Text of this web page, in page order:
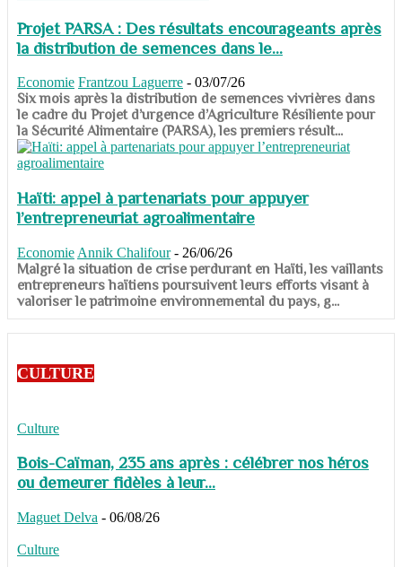
Projet PARSA : Des résultats encourageants après
la distribution de semences dans le...
Economie Frantzou Laguerre - 03/07/26
​​​​​​​Six mois après la distribution de semences vivrières dans
le cadre du Projet d’urgence d’Agriculture Résiliente pour
la Sécurité Alimentaire (PARSA), les premiers résult...
Haïti: appel à partenariats pour appuyer
l’entrepreneuriat agroalimentaire
Economie Annik Chalifour - 26/06/26
​​​​​​​Malgré la situation de crise perdurant en Haïti, les vaillants
entrepreneurs haïtiens poursuivent leurs efforts visant à
valoriser le patrimoine environnemental du pays, g...
CULTURE
Culture
Bois-Caïman, 235 ans après : célébrer nos héros
ou demeurer fidèles à leur...
Maguet Delva - 06/08/26
Culture